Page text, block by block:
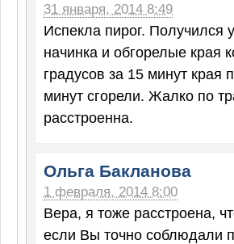
31 января, 2014 8:49
Испекла пирог. Получился
начинка и обгорелые края
градусов за 15 минут края
минут сгорели. Жалко по
расстроенна.
Ольга Бакланова
1 февраля, 2014 8:00
Вера, я тоже расстроена,
если Вы точно соблюдали